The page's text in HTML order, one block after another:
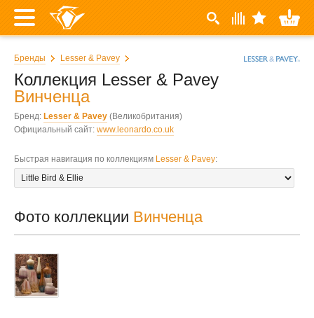
Бренды Lesser & Pavey
Коллекция Lesser & Pavey
Винченца
Бренд: Lesser & Pavey (Великобритания)
Официальный сайт: www.leonardo.co.uk
Быстрая навигация по коллекциям Lesser & Pavey:
Фото коллекции Винченца